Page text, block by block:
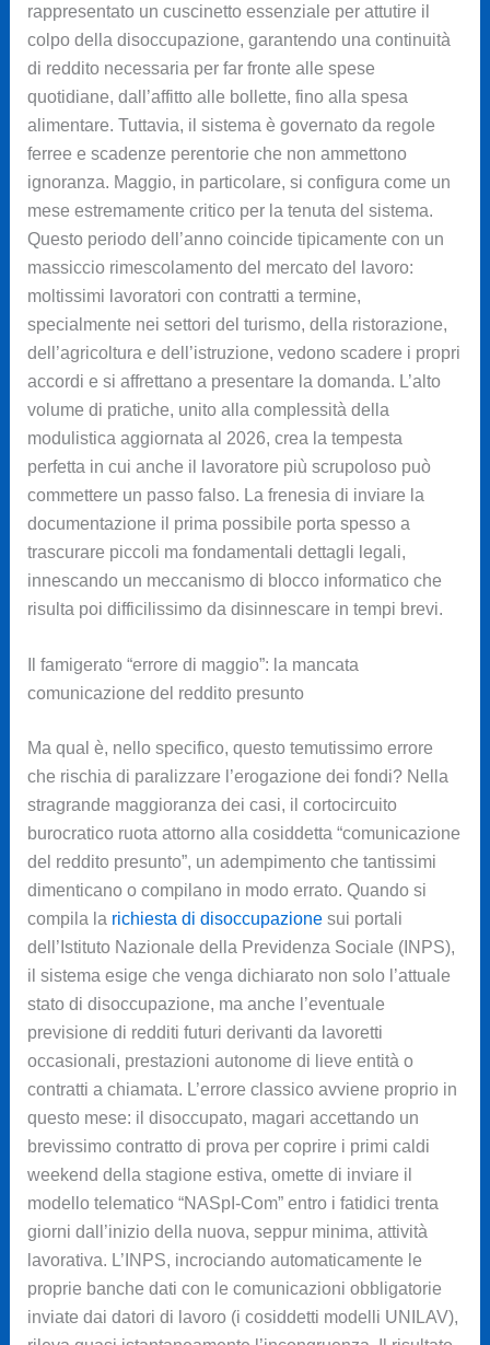
rappresentato un cuscinetto essenziale per attutire il
colpo della disoccupazione, garantendo una continuità
di reddito necessaria per far fronte alle spese
quotidiane, dall’affitto alle bollette, fino alla spesa
alimentare. Tuttavia, il sistema è governato da regole
ferree e scadenze perentorie che non ammettono
ignoranza. Maggio, in particolare, si configura come un
mese estremamente critico per la tenuta del sistema.
Questo periodo dell’anno coincide tipicamente con un
massiccio rimescolamento del mercato del lavoro:
moltissimi lavoratori con contratti a termine,
specialmente nei settori del turismo, della ristorazione,
dell’agricoltura e dell’istruzione, vedono scadere i propri
accordi e si affrettano a presentare la domanda. L’alto
volume di pratiche, unito alla complessità della
modulistica aggiornata al 2026, crea la tempesta
perfetta in cui anche il lavoratore più scrupoloso può
commettere un passo falso. La frenesia di inviare la
documentazione il prima possibile porta spesso a
trascurare piccoli ma fondamentali dettagli legali,
innescando un meccanismo di blocco informatico che
risulta poi difficilissimo da disinnescare in tempi brevi.
Il famigerato “errore di maggio”: la mancata
comunicazione del reddito presunto
Ma qual è, nello specifico, questo temutissimo errore
che rischia di paralizzare l’erogazione dei fondi? Nella
stragrande maggioranza dei casi, il cortocircuito
burocratico ruota attorno alla cosiddetta “comunicazione
del reddito presunto”, un adempimento che tantissimi
dimenticano o compilano in modo errato. Quando si
compila la richiesta di disoccupazionesui portali
dell’Istituto Nazionale della Previdenza Sociale (INPS),
il sistema esige che venga dichiarato non solo l’attuale
stato di disoccupazione, ma anche l’eventuale
previsione di redditi futuri derivanti da lavoretti
occasionali, prestazioni autonome di lieve entità o
contratti a chiamata. L’errore classico avviene proprio in
questo mese: il disoccupato, magari accettando un
brevissimo contratto di prova per coprire i primi caldi
weekend della stagione estiva, omette di inviare il
modello telematico “NASpI-Com” entro i fatidici trenta
giorni dall’inizio della nuova, seppur minima, attività
lavorativa. L’INPS, incrociando automaticamente le
proprie banche dati con le comunicazioni obbligatorie
inviate dai datori di lavoro (i cosiddetti modelli UNILAV),